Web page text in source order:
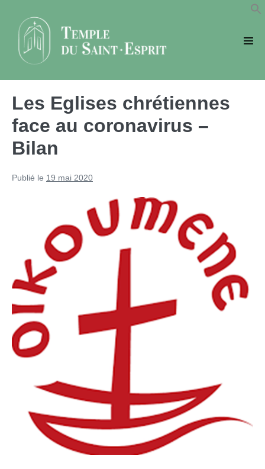
contenu
Les Eglises chrétiennes
face au coronavirus –
Bilan
Publié le 19 mai 2020